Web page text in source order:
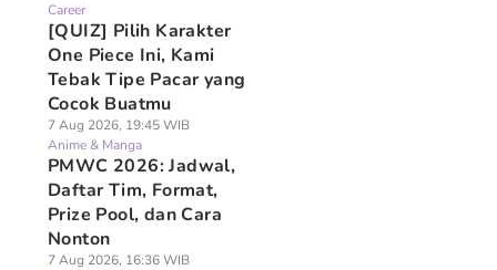
Career
[QUIZ] Pilih Karakter
One Piece Ini, Kami
Tebak Tipe Pacar yang
Cocok Buatmu
7 Aug 2026, 19:45 WIB
Anime & Manga
PMWC 2026: Jadwal,
Daftar Tim, Format,
Prize Pool, dan Cara
Nonton
7 Aug 2026, 16:36 WIB